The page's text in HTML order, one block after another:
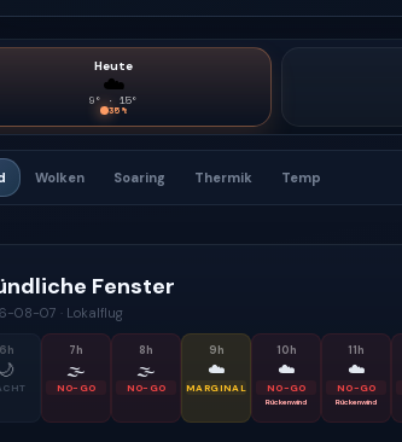
Heute
☁️
9° ·15°
35%
Wolken Soaring Thermik Temp
Fenster
08-07 · Lokalflug
6h
🌙
7h
🌫
NO-GO
8h
🌫
NO-GO
9h
☁️
MARGINAL
10h
☁️
NO-GO
Rückenwind
11h
☁️
NO-GO
Rückenwind